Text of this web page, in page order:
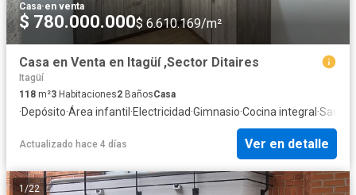
Casa·en venta
$ 780.000.000$ 6.610.169/m²
Casa en Venta en Itagüí ,Sector Ditaires
Itagüí
118 m²3 Habitaciones2 BañosCasa
·Depósito·Área infantil ·Electricidad·Gimnasio·Cocina integral ·Sauna
Actualizado hace 4 días Ver en detalle
1/22